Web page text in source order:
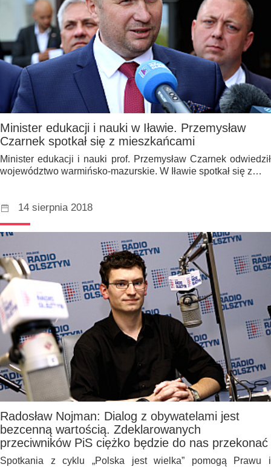
Minister edukacji i nauki w Iławie. Przemysław
Czarnek spotkał się z mieszkańcami
Minister edukacji i nauki prof. Przemysław Czarnek odwiedził
województwo warmińsko-mazurskie. W Iławie spotkał się z…
14 sierpnia 2018
Radosław Nojman: Dialog z obywatelami jest
bezcenną wartością. Zdeklarowanych
przeciwników PiS ciężko będzie do nas przekonać
Spotkania z cyklu „Polska jest wielka” pomogą Prawu i